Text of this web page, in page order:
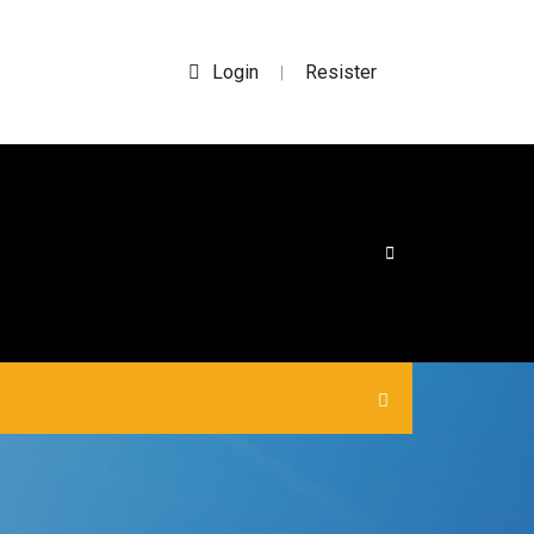
Login | Resister